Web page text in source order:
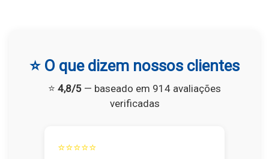
⭐ O que dizem nossos clientes
⭐ 4,8/5 — baseado em 914 avaliações
verificadas
⭐⭐⭐⭐⭐